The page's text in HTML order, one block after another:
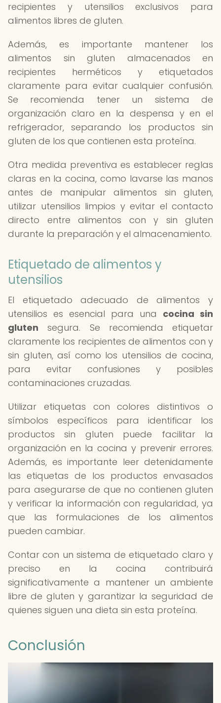
recipientes y utensilios exclusivos para
alimentos libres de gluten.
Además, es importante mantener los
alimentos sin gluten almacenados en
recipientes herméticos y etiquetados
claramente para evitar cualquier confusión.
Se recomienda tener un sistema de
organización claro en la despensa y en el
refrigerador, separando los productos sin
gluten de los que contienen esta proteína.
Otra medida preventiva es establecer reglas
claras en la cocina, como lavarse las manos
antes de manipular alimentos sin gluten,
utilizar utensilios limpios y evitar el contacto
directo entre alimentos con y sin gluten
durante la preparación y el almacenamiento.
Etiquetado de alimentos y
utensilios
El etiquetado adecuado de alimentos y
utensilios es esencial para una cocina sin
gluten segura. Se recomienda etiquetar
claramente los recipientes de alimentos con y
sin gluten, así como los utensilios de cocina,
para evitar confusiones y posibles
contaminaciones cruzadas.
Utilizar etiquetas con colores distintivos o
símbolos específicos para identificar los
productos sin gluten puede facilitar la
organización en la cocina y prevenir errores.
Además, es importante leer detenidamente
las etiquetas de los productos envasados
para asegurarse de que no contienen gluten
y verificar la información con regularidad, ya
que las formulaciones de los alimentos
pueden cambiar.
Contar con un sistema de etiquetado claro y
preciso en la cocina contribuirá
significativamente a mantener un ambiente
libre de gluten y garantizar la seguridad de
quienes siguen una dieta sin esta proteína.
Conclusión